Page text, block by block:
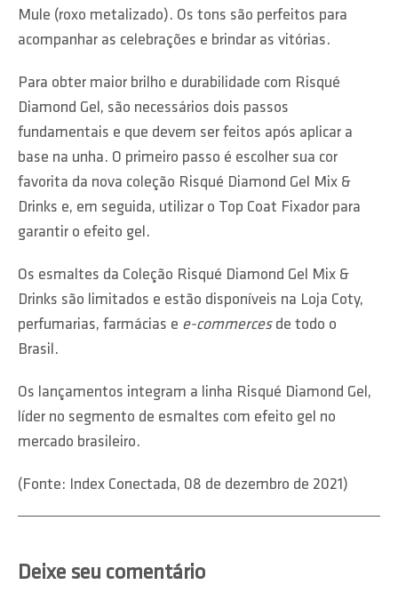
Mule (roxo metalizado). Os tons são perfeitos para
acompanhar as celebrações e brindar as vitórias.
Para obter maior brilho e durabilidade com Risqué
Diamond Gel, são necessários dois passos
fundamentais e que devem ser feitos após aplicar a
base na unha. O primeiro passo é escolher sua cor
favorita da nova coleção Risqué Diamond Gel Mix &
Drinks e, em seguida, utilizar o Top Coat Fixador para
garantir o efeito gel.
Os esmaltes da Coleção Risqué Diamond Gel Mix &
Drinks são limitados e estão disponíveis na Loja Coty,
perfumarias, farmácias e e-commercesde todo o
Brasil.
Os lançamentos integram a linha Risqué Diamond Gel,
líder no segmento de esmaltes com efeito gel no
mercado brasileiro.
(Fonte: Index Conectada, 08 de dezembro de 2021)
Deixe seu comentário